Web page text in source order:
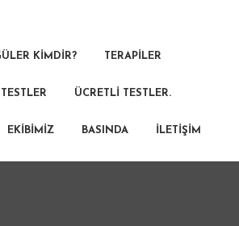
KIMDIR? TERAPILER
ÜCRETLI TESTLER.
EKIBIMIZ BASINDA İLETIŞIM